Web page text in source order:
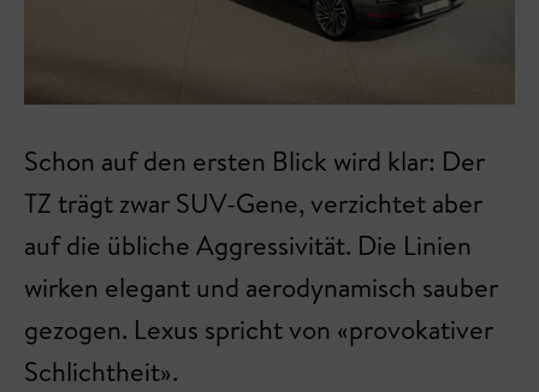
Schon auf den ersten Blick wird klar: Der
TZ trägt zwar SUV-Gene, verzichtet aber
auf die übliche Aggressivität. Die Linien
wirken elegant und aerodynamisch sauber
gezogen. Lexus spricht von «provokativer
Schlichtheit».